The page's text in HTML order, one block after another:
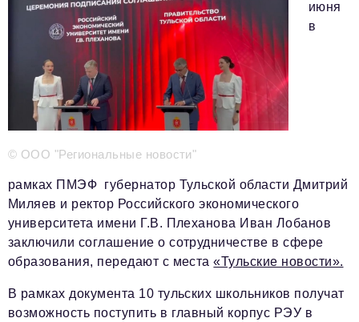
Телефон редакции: +7 495 727-01-67
Электронные почты редакции:
Информационный отдел
info@business-magazine.online
Отдел рекламы
Отдел распространения/редакционная подписка
podpiska@business-magazine.online
Отдел по работе с партнерами
partner@business-magazine.online
© ООО "Региональные новости"
июня
в
рамках ПМЭФ губернатор Тульской области Дмитрий
Миляев и ректор Российского экономического
университета имени Г.В. Плеханова Иван Лобанов
заключили соглашение о сотрудничестве в сфере
образования, передают с места«Тульские новости».
В рамках документа 10 тульских школьников получат
возможность поступить в главный корпус РЭУ в